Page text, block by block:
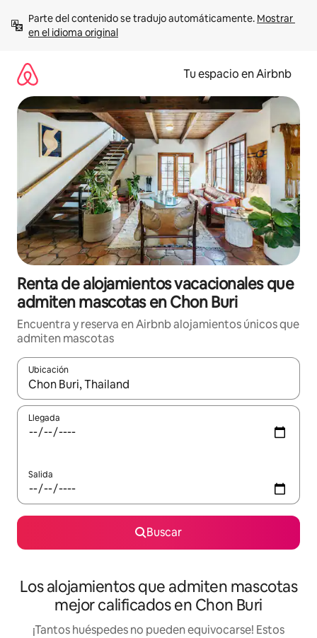
contenido
Parte del contenido se tradujo automáticamente. Mostrar
en el idioma original
Tu espacio en Airbnb
Renta de alojamientos vacacionales que
admiten mascotas en Chon Buri
Encuentra y reserva en Airbnb alojamientos únicos que
admiten mascotas
Ubicación
Cuando los resultados estén disponibles, podrás navegar
Llegada
Salida
Buscar
Los alojamientos que admiten mascotas
mejor calificados en Chon Buri
¡Tantos huéspedes no pueden equivocarse! Estos